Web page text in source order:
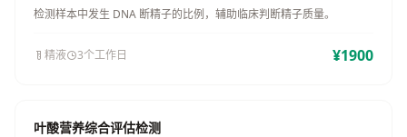
检测样本中发生 DNA 断精子的比例，辅助临床判断精子质量。
精液 3个工作日 ¥1900
叶酸营养综合评估检测